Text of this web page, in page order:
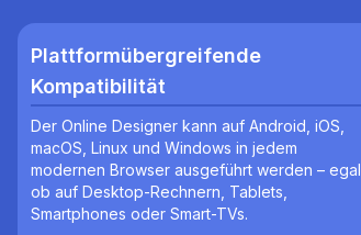
Plattformübergreifende
Kompatibilität
Der Online Designer kann auf Android, iOS,
macOS, Linux und Windows in jedem
modernen Browser ausgeführt werden – egal
ob auf Desktop-Rechnern, Tablets,
Smartphones oder Smart-TVs.